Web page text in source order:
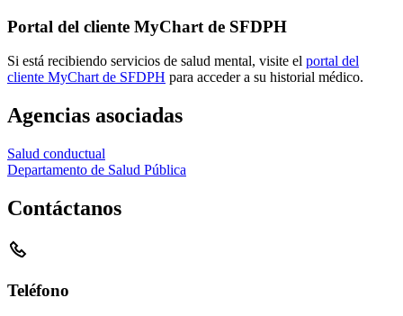
Portal del cliente MyChart de SFDPH
Si está recibiendo servicios de salud mental, visite el portal del
cliente MyChart de SFDPH para acceder a su historial médico.
Agencias asociadas
Salud conductual
Departamento de Salud Pública
Contáctanos
Teléfono